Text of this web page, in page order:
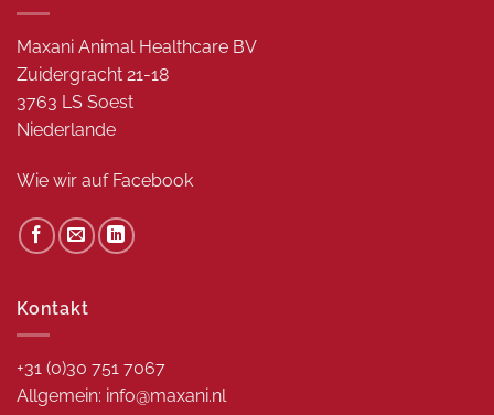
Maxani Animal Healthcare BV
Zuidergracht 21-18
3763 LS Soest
Niederlande
Wie wir auf Facebook
Kontakt
+31 (0)30 751 7067
Allgemein: info@maxani.nl